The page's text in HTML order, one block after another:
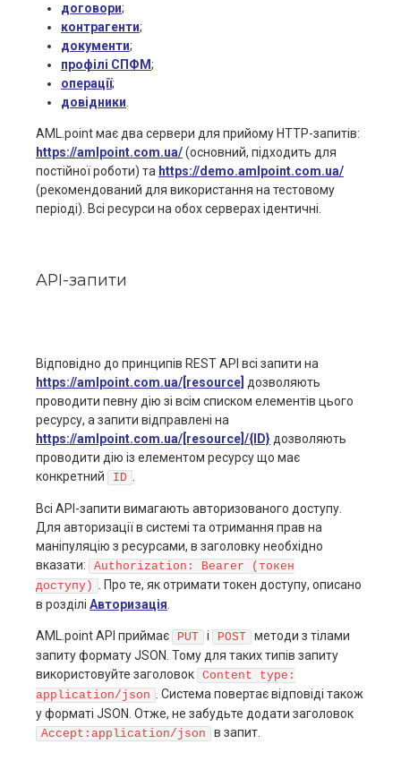
договори;
контрагенти;
документи;
профілі СПФМ;
операції;
довідники
AML.point має два сервери для прийому HTTP-запитів:
https://amlpoint.com.ua/(основний, підходить для
постійної роботи) та https://demo.amlpoint.com.ua/
(рекомендований для використання на тестовому
періоді). Всі ресурси на обох серверах ідентичні.
API-запити
Відповідно до принципів REST API всі запити на
https://amlpoint.com.ua/[resource] дозволяють
проводити певну дію зі всім списком елементів цього
ресурсу, а запити відправлені на
https://amlpoint.com.ua/[resource]/{ID} дозволяють
проводити дію із елементом ресурсу що має
конкретний
ID
Всі АРІ-запити вимагають авторизованого доступу.
Для авторизації в системі та отримання прав на
маніпуляцію з ресурсами, в заголовку необхідно
вказати:
Authorization: Bearer (токен
доступу)
. Про те, як отримати токен доступу, описано
в розділі Авторизація
AML.point API приймає PUT і POST методи з тілами
запиту формату JSON. Тому для таких типів запиту
використовуйте заголовок Content type:
application/json
. Система повертає відповіді також
у форматі JSON. Отже, не забудьте додати заголовок
Accept:application/json в запит.